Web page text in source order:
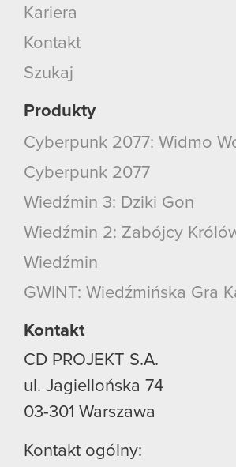
Kariera
Kontakt
Szukaj
Produkty
Cyberpunk 2077: Widmo
Cyberpunk 2077
Wiedźmin 3: Dziki Gon
Wiedźmin 2: Zabójcy
Wiedźmin
GWINT: Wiedźmińska Gra
Kontakt
CD PROJEKT S.A.
ul. Jagiellońska 74
03-301 Warszawa
Kontakt ogólny: